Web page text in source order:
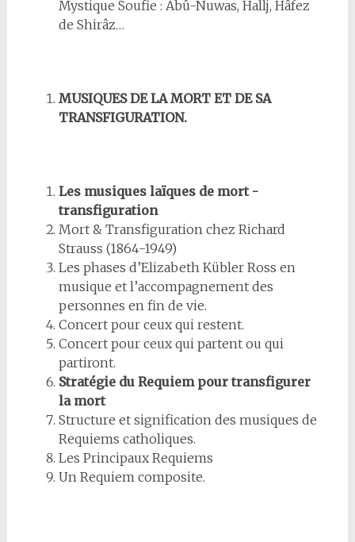
Mystique Soufie : Abû-Nuwas, Hallj, Hâfez
de Shirâz…
MUSIQUES DE LA MORT ET DE SA
TRANSFIGURATION.
Les musiques laïques de mort -
transfiguration
Mort & Transfiguration chez Richard
Strauss (1864-1949)
Les phases d’Elizabeth Kübler Ross en
musique et l’accompagnement des
personnes en fin de vie.
Concert pour ceux qui restent.
Concert pour ceux qui partent ou qui
partiront.
Stratégie du Requiem pour transfigurer
la mort
Structure et signification des musiques de
Requiems catholiques.
Les Principaux Requiems
Un Requiem composite.